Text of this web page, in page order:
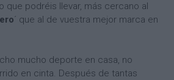
que podréis llevar, más cercano al
´ que al de vuestra mejor marca en
mucho deporte en casa, no
en cinta. Después de tantas